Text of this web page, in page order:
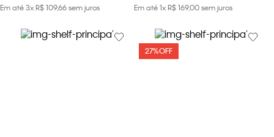
Em até3xR$109,66sem juros Em até1xR$169,00sem juros
27%OFF